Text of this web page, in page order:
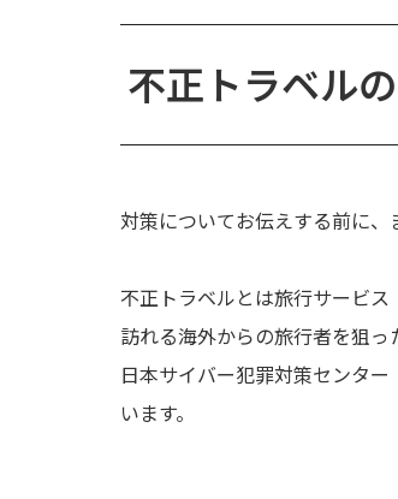
不正トラベル
対策についてお伝えする前に、
不正トラベルとは旅行サービ
訪れる海外からの旅行者を狙っ
日本サイバー犯罪対策センタ
います。